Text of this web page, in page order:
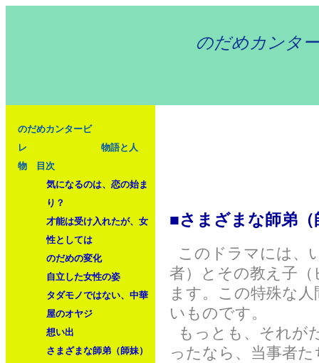
のだめカンタ
のだめカンタービ
レ 物語と人
物 目次
気になるのは、恋の始ま
り？
才能は受け入れたが、女
性としては
のだめの変化
自立した女性の姿
タダモノではない、中華
屋のオヤジ
想い出
さまざまな師弟（師妹）
■さまざまな師弟（
このドラマには、
者）とその教え子
ます。この特殊な
いものです。
もっとも、それが
ったなら、当事者